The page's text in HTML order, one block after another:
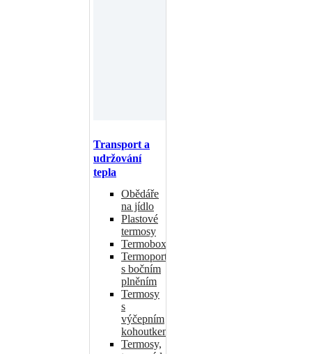
Transport a
udržování
tepla
Obědáře
na jídlo
Plastové
termosy
Termoboxy
Termoporty
s bočním
plněním
Termosy
s
výčepním
kohoutkem
Termosy,